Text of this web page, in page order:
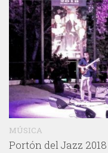
MÚSICA
Portón del Jazz